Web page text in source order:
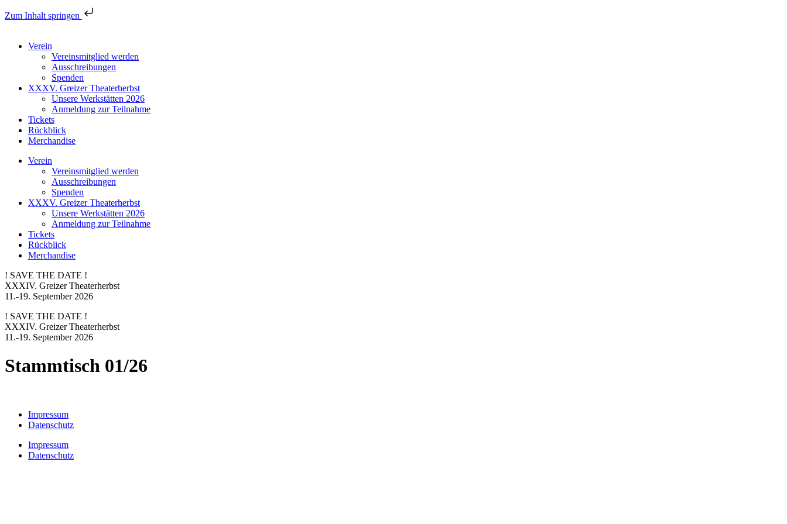
Zum Inhalt springen
Verein
Vereinsmitglied werden
Ausschreibungen
Spenden
XXXV. Greizer Theaterherbst
Unsere Werkstätten 2026
Anmeldung zur Teilnahme
Tickets
Rückblick
Merchandise
Verein
Vereinsmitglied werden
Ausschreibungen
Spenden
XXXV. Greizer Theaterherbst
Unsere Werkstätten 2026
Anmeldung zur Teilnahme
Tickets
Rückblick
Merchandise
! SAVE THE DATE !
XXXIV. Greizer Theaterherbst
11.-19. September 2026
! SAVE THE DATE !
XXXIV. Greizer Theaterherbst
11.-19. September 2026
Stammtisch 01/26
Impressum
Datenschutz
Impressum
Datenschutz